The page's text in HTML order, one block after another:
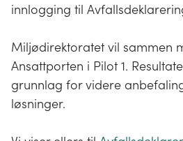
innlogging til
Miljødirektoratet vil sammen
Ansattporten i Pilot 1.
grunnlag for videre
løsninger.